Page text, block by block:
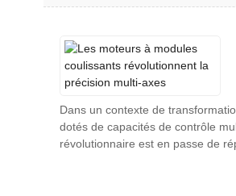
Dans un contexte de
dotés de capacités de contrôle
révolutionnaire est en passe de